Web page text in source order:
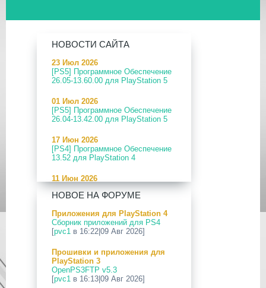
НОВОСТИ САЙТА
23 Июл 2026
[PS5] Программное Обеспечение
26.05-13.60.00 для PlayStation 5
01 Июл 2026
[PS5] Программное Обеспечение
26.04-13.42.00 для PlayStation 5
17 Июн 2026
[PS4] Программное Обеспечение
13.52 для PlayStation 4
11 Июн 2026
[PS5] Программное Обеспечение
26.04-13.40.00 для PlayStation 5
24 Апр 2026
[PS5] Программное Обеспечение
26.03-13.20.00 для PlayStation 5
12 Апр 2026
[PS Portal] Программное
Обеспечение 7.0.2 для PS Portal
НОВОЕ НА ФОРУМЕ
Приложения для PlayStation 4
Сборник приложений для PS4
[pvc1 в 16:22|09 Авг 2026]
Прошивки и приложения для
PlayStation 3
OpenPS3FTP v5.3
[pvc1 в 16:13|09 Авг 2026]